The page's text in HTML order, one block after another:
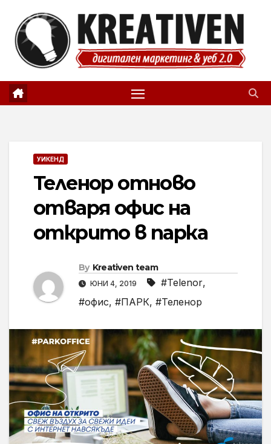
content
УИКЕНД
Теленор отново
отваря офис на
открито в парка
By Kreativen team
ЮНИ 4, 2019 #Telenor,
#офис, #ПАРК, #Теленор